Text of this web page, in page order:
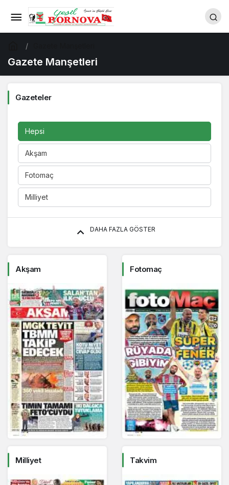
Gazete Manşetleri
Gazeteler
Hepsi
Akşam
Fotomaç
Milliyet
DAHA FAZLA GÖSTER
Akşam Fotomaç
Milliyet Takvim